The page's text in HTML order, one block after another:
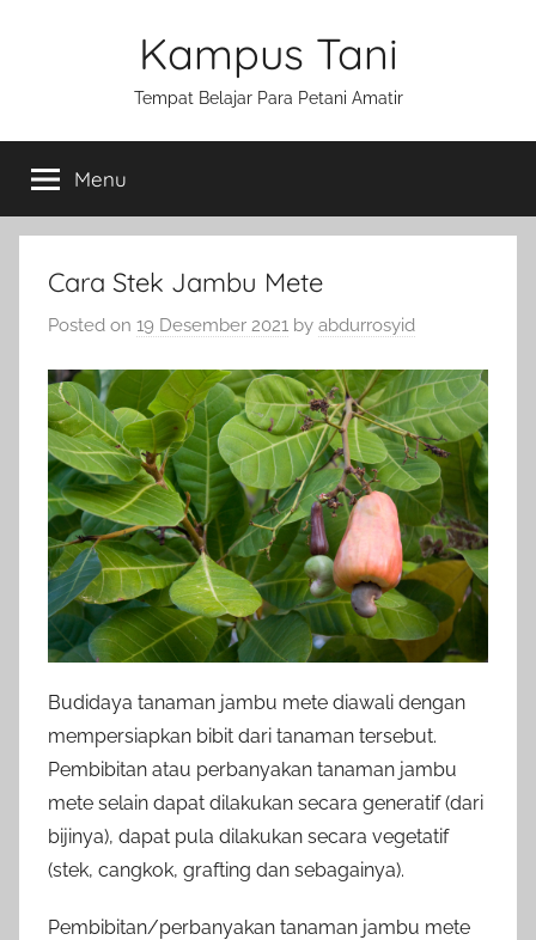
Kampus Tani
Tempat Belajar Para Petani Amatir
Menu
Cara Stek Jambu Mete
Posted on 19 Desember 2021 by abdurrosyid
Budidaya tanaman jambu mete diawali dengan
mempersiapkan bibit dari tanaman tersebut.
Pembibitan atau perbanyakan tanaman jambu
mete selain dapat dilakukan secara generatif (dari
bijinya), dapat pula dilakukan secara vegetatif
(stek, cangkok, grafting dan sebagainya).
Pembibitan/perbanyakan tanaman jambu mete